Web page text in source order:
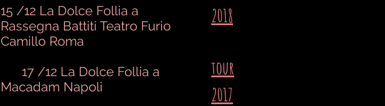
15 /12 La Dolce Follia a
Rassegna Battiti Teatro Furio
Camillo Roma
17 /12 La Dolce Follia a
Macadam Napoli
2018
tour
2017